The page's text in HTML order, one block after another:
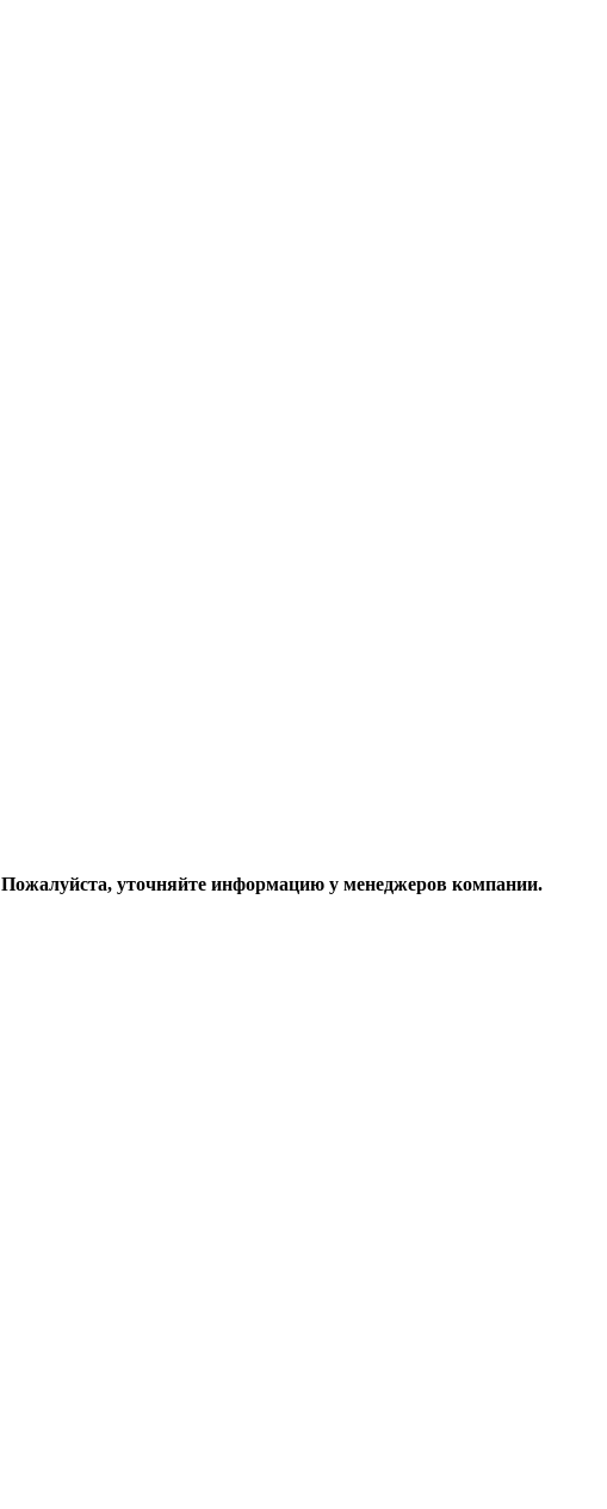
Пожалуйста, уточняйте информацию у менеджеров компании.